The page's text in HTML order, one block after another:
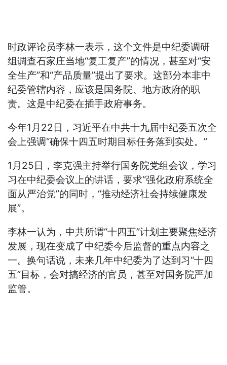
时政评论员李林一表示，这个文件是中纪委调研
组调查石家庄当地“复工复产”的情况，甚至对“安
全生产”和“产品质量”提出了要求。这部分本非中
纪委管辖内容，应该是国务院、地方政府的职
责。这是中纪委在插手政府事务。
今年1月22日，习近平在中共十九届中纪委五次全
会上强调“确保十四五时期目标任务落到实处。”
1月25日，李克强主持举行国务院党组会议，学习
习在中纪委会议上的讲话，要求“强化政府系统全
面从严治党”的同时，“推动经济社会持续健康发
展”。
李林一认为，中共所谓“十四五”计划主要聚焦经济
发展，现在变成了中纪委今后监督的重点内容之
一。换句话说，未来几年中纪委为了达到习“十四
五”目标，会对搞经济的官员，甚至对国务院严加
监管。